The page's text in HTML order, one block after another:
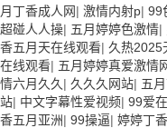
月丁香成人网| 激情内射p| 99
超碰人人操| 五月婷婷色激情|
香五月天在线观看| 久热2025
在线观看| 五月婷婷真爱激情
情六月久久 | 久久久网站| 五
站| 中文字幕性爱视频| 99爱
香五月亚洲| 99操逼| 婷婷丁